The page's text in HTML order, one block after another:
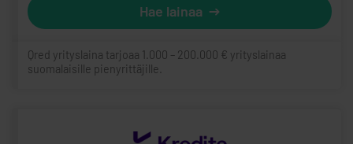
Hae lainaa
Qred yrityslaina tarjoaa 1.000 – 200.000 € yrityslainaa
suomalaisille pienyrittäjille.